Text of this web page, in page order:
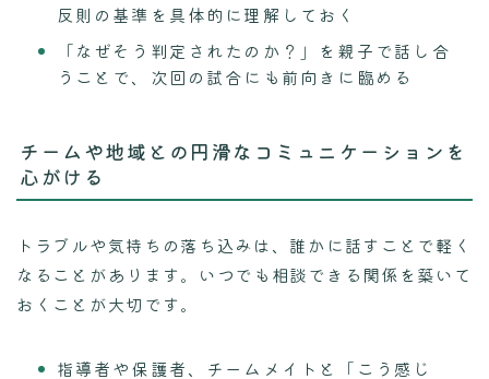
反則の基準を具体的に理解しておく
「なぜそう判定されたのか？」を親子で話し合
うことで、次回の試合にも前向きに臨める
チームや地域との円滑なコミュニケーションを
心がける
トラブルや気持ちの落ち込みは、誰かに話すことで軽く
なることがあります。いつでも相談できる関係を築いて
おくことが大切です。
指導者や保護者、チームメイトと「こう感じ